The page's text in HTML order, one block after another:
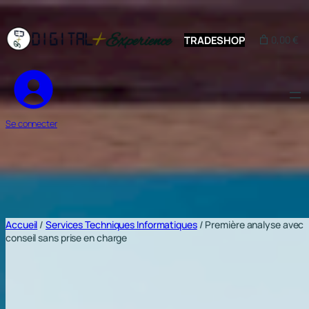
au
contenu
TRADESHOP 0,00 €
Se connecter
Accueil /Services Techniques Informatiques/ Première analyse avec
conseil sans prise en charge